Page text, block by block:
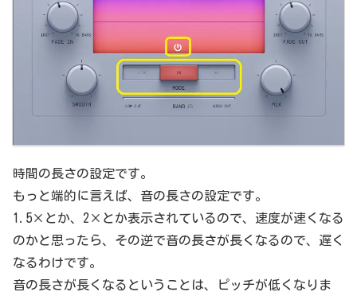
時間の長さの設定です。
もっと端的に言えば、音の長さの設定です。
1.5×とか、2×とか表示されているので、速度が速くなる
のかと思ったら、その逆で音の長さが長くなるので、遅く
なるわけです。
音の長さが長くなるということは、ピッチが低くなりま